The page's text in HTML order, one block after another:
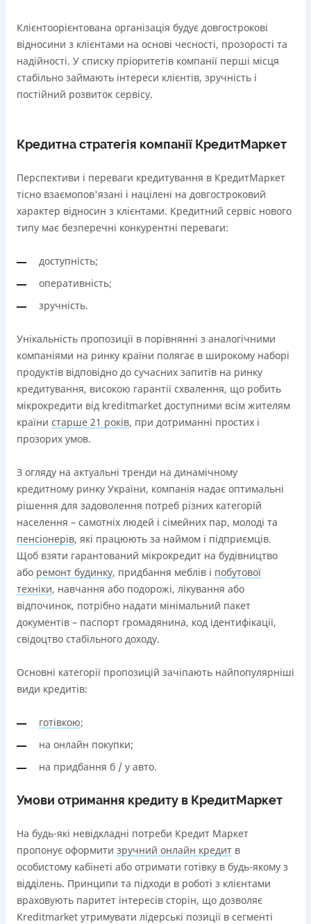
Клієнтоорієнтована організація будує довгострокові
відносини з клієнтами на основі чесності, прозорості та
надійності. У списку пріоритетів компанії перші місця
стабільно займають інтереси клієнтів, зручність і
постійний розвиток сервісу.
Кредитна стратегія компанії КредитМаркет
Перспективи і переваги кредитування в КредитМаркет
тісно взаємопов'язані і націлені на довгостроковий
характер відносин з клієнтами. Кредитний сервіс нового
типу має безперечні конкурентні переваги:
доступність;
оперативність;
зручність.
Унікальність пропозиції в порівнянні з аналогічними
компаніями на ринку країни полягає в широкому наборі
продуктів відповідно до сучасних запитів на ринку
кредитування, високою гарантії схвалення, що робить
мікрокредити від kreditmarket доступними всім жителям
країни старше 21 років, при дотриманні простих і
прозорих умов.
З огляду на актуальні тренди на динамічному
кредитному ринку України, компанія надає оптимальні
рішення для задоволення потреб різних категорій
населення – самотніх людей і сімейних пар, молоді та
пенсіонерів, які працюють за наймом і підприємців.
Щоб взяти гарантований мікрокредит на будівництво
або ремонт будинку, придбання меблів і побутової
техніки, навчання або подорожі, лікування або
відпочинок, потрібно надати мінімальний пакет
документів – паспорт громадянина, код ідентифікації,
свідоцтво стабільного доходу.
Основні категорії пропозицій зачіпають найпопулярніші
види кредитів:
готівкою;
на онлайн покупки;
на придбання б / у авто.
Умови отримання кредиту в КредитМаркет
На будь-які невідкладні потреби Кредит Маркет
пропонує оформити зручний онлайн кредит в
особистому кабінеті або отримати готівку в будь-якому з
відділень. Принципи та підходи в роботі з клієнтами
враховують паритет інтересів сторін, що дозволяє
Kreditmarket утримувати лідерські позиції в сегменті